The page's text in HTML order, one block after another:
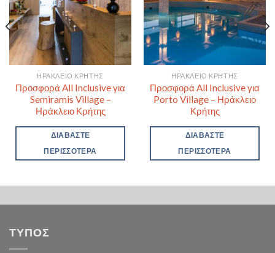
ΗΡΆΚΛΕΙΟ ΚΡΉΤΗΣ
Προσφορά All Inclusive για
Semiramis Village –
Ηράκλειο Κρήτης
ΔΙΑΒΆΣΤΕ
ΠΕΡΙΣΣΌΤΕΡΑ
ΗΡΆΚΛΕΙΟ ΚΡΉΤΗΣ
Προσφορά All Inclusive για
Porto Village – Ηράκλειο
Κρήτης
ΔΙΑΒΆΣΤΕ
ΠΕΡΙΣΣΌΤΕΡΑ
ΤΥΠΟΣ